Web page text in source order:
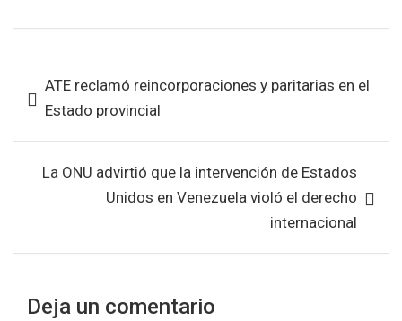
ce
o
o
k
tt at
A
p
p
ar
de
entradas
ATE reclamó reincorporaciones y paritarias en el
Estado provincial
La ONU advirtió que la intervención de Estados
Unidos en Venezuela violó el derecho
internacional
Deja un comentario